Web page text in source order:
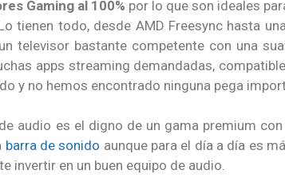
Gaming al 100% por lo que son ideales
tienen todo, desde AMD Freesync hasta
televisor bastante competente con una
apps streaming demandadas,
y no hemos encontrado ninguna pega
audio es el digno de un gama premium con
barra de sonido aunque para el día a día es
invertir en un buen equipo de audio.